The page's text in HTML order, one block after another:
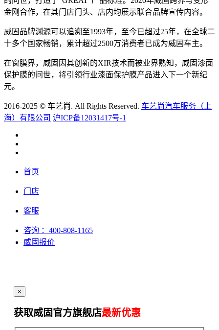
金刚合作，在其门店门头、店内均展示联合品牌宣传内容。
威固品牌渊源可以追溯至1993年，至今已超过25年，在全球二
十多个国家畅销，累计超过2500万消费者已成为威固车主。
在窗膜界，威固因其创新的XIR技术而被业界熟知，威固漆面
保护膜的问世，将引领行业漆面保护膜产品进入下一个新纪
元。
2016-2025 © 车艺尚. All Rights Reserved. 车艺尚汽车服务（上
海）有限公司 沪ICP备12031417号-1
首页
门店
客服
咨询 ：400-808-1165
威固报价
×
获取威固官方旗舰店最新优惠